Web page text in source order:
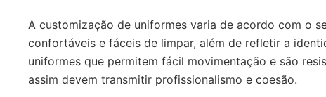
A customização de uniformes varia de acordo com o
confortáveis e fáceis de limpar, além de refletir a
uniformes que permitem fácil movimentação e são
assim devem transmitir profissionalismo e coesão.